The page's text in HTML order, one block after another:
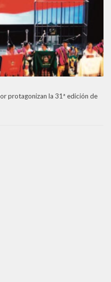
protagonizan la 31ª edición de